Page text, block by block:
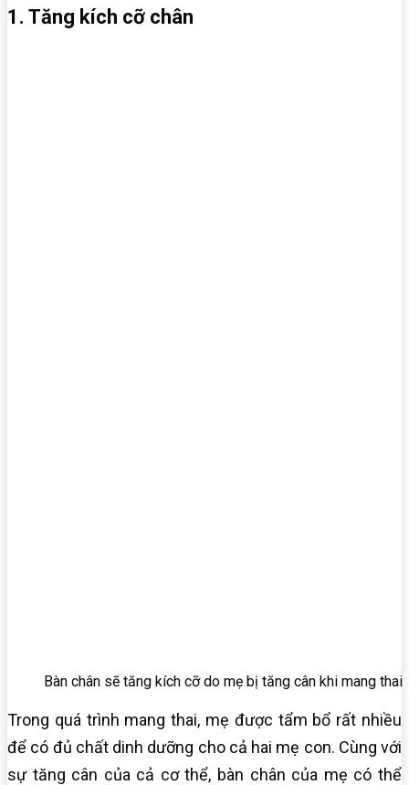
1. Tăng kích cỡ chân
Bàn chân sẽ tăng kích cỡ do mẹ bị tăng cân khi mang thai
Trong quá trình mang thai, mẹ được tẩm bổ rất nhiều
để có đủ chất dinh dưỡng cho cả hai mẹ con. Cùng với
sự tăng cân của cả cơ thể, bàn chân của mẹ có thể